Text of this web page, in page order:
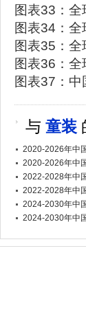
图表33：
图表34：
图表35：
图表36：
图表37：
与 童装
2020-2026年中
2020-2026年中
2022-2028年中
2022-2028年中
2024-2030年中
2024-2030年中